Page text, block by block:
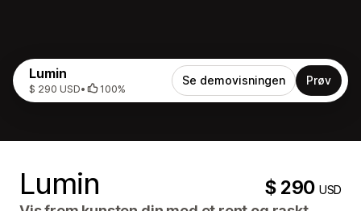
Lumin
$ 290 USD• 100%
Se demovisningen Prøv
Lumin $ 290USD